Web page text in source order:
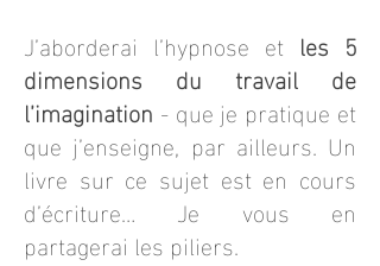
J’aborderai l’hypnose et les 5
dimensions du travail de
l’imagination - que je pratique et
que j’enseigne, par ailleurs. Un
livre sur ce sujet est en cours
d’écriture… Je vous en
partagerai les piliers.